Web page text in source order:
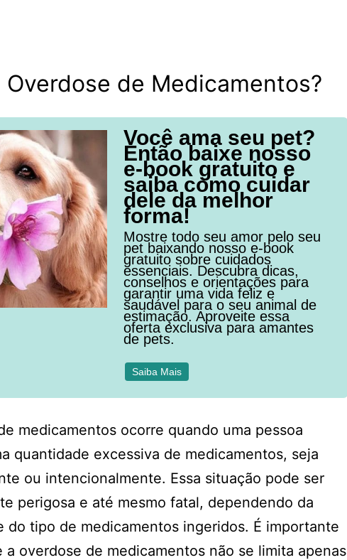
Overdose de Medicamentos?
Você ama seu pet?
Então baixe nosso
e-book gratuito e
saiba como cuidar
dele da melhor
forma!
Mostre todo seu amor pelo seu
pet baixando nosso e-book
gratuito sobre cuidados
essenciais. Descubra dicas,
conselhos e orientações para
garantir uma vida feliz e
saudável para o seu animal de
estimação. Aproveite essa
oferta exclusiva para amantes
de pets.
Saiba Mais
medicamentos ocorre quando uma pessoa
quantidade excessiva de medicamentos, seja
ou intencionalmente. Essa situação pode ser
perigosa e até mesmo fatal, dependendo da
do tipo de medicamentos ingeridos. É importante
a overdose de medicamentos não se limita apenas